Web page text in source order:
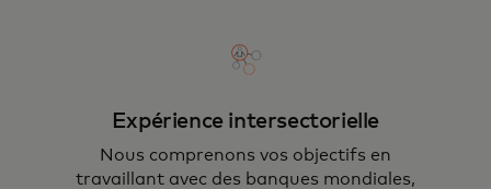
Expérience intersectorielle
Nous comprenons vos objectifs en
travaillant avec des banques mondiales,